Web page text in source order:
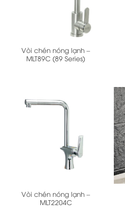
Vòi chén nóng lạnh –
MLT89C (89 Series)
Vòi chén nóng lạnh –
MLT2204C